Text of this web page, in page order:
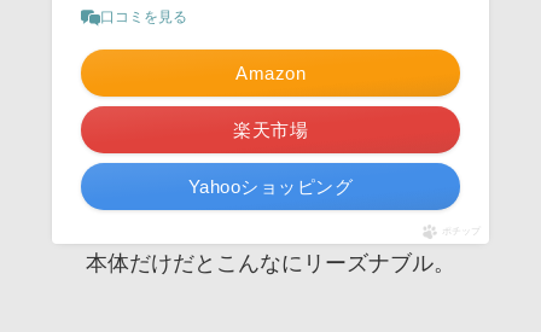
口コミを見る
Amazon
楽天市場
Yahooショッピング
ポチップ
本体だけだとこんなにリーズナブル。